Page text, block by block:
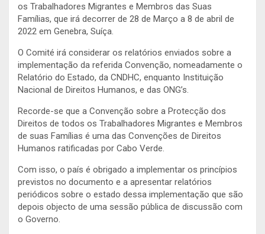
os Trabalhadores Migrantes e Membros das Suas
Famílias, que irá decorrer de 28 de Março a 8 de abril de
2022 em Genebra, Suíça.
O Comité irá considerar os relatórios enviados sobre a
implementação da referida Convenção, nomeadamente o
Relatório do Estado, da CNDHC, enquanto Instituição
Nacional de Direitos Humanos, e das ONG’s.
Recorde-se que a Convenção sobre a Protecção dos
Direitos de todos os Trabalhadores Migrantes e Membros
de suas Famílias é uma das Convenções de Direitos
Humanos ratificadas por Cabo Verde.
Com isso, o país é obrigado a implementar os princípios
previstos no documento e a apresentar relatórios
periódicos sobre o estado dessa implementação que são
depois objecto de uma sessão pública de discussão com
o Governo.